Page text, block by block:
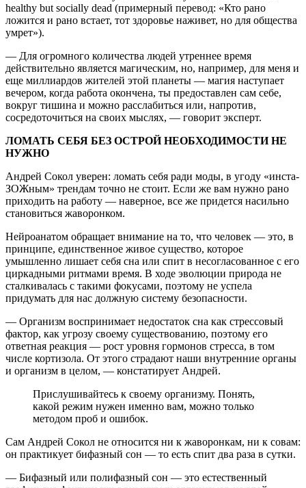
healthy but socially dead (примерный перевод: «Кто рано
ложится и рано встает, тот здоровье наживет, но для общества
умрет»).
— Для огромного количества людей утреннее время
действительно является магическим, но, например, для меня и
еще миллиардов жителей этой планеты — магия наступает
вечером, когда работа окончена, ты предоставлен сам себе,
вокруг тишина и можно расслабиться или, напротив,
сосредоточиться на своих мыслях, — говорит эксперт.
ЛОМАТЬ СЕБЯ БЕЗ ОСТРОЙ НЕОБХОДИМОСТИ НЕ
НУЖНО
Андрей Сокол уверен: ломать себя ради моды, в угоду «инста-
ЗОЖным» трендам точно не стоит. Если же вам нужно рано
приходить на работу — наверное, все же придется насильно
становиться жаворонком.
Нейроанатом обращает внимание на то, что человек — это, в
принципе, единственное живое существо, которое
умышленно лишает себя сна или спит в несогласованное с его
циркадными ритмами время. В ходе эволюции природа не
сталкивалась с такими фокусами, поэтому не успела
придумать для нас должную систему безопасности.
— Организм воспринимает недостаток сна как стрессовый
фактор, как угрозу своему существованию, поэтому его
ответная реакция — рост уровня гормонов стресса, в том
числе кортизола. От этого страдают наши внутренние органы
и организм в целом, — констатирует Андрей.
Прислушивайтесь к своему организму. Понять,
какой режим нужен именно вам, можно только
методом проб и ошибок.
Сам Андрей Сокол не относится ни к жаворонкам, ни к совам:
он практикует бифазный сон — то есть спит два раза в сутки.
— Бифазный или полифазный сон — это естественный